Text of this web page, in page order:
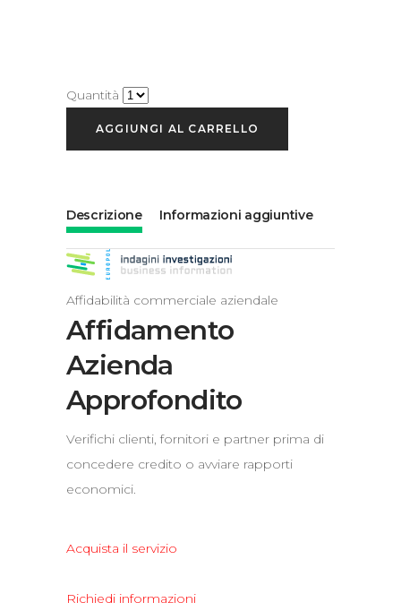
Quantità
AGGIUNGI AL CARRELLO
Descrizione Informazioni aggiuntive
Affidabilità commerciale aziendale
Affidamento
Azienda
Approfondito
Verifichi clienti, fornitori e partner prima di
concedere credito o avviare rapporti
economici.
Acquista il servizio
Richiedi informazioni